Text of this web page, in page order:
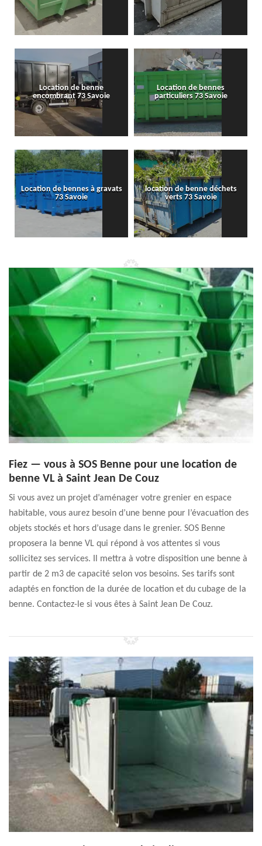
Location de benne
encombrant 73 Savoie
Location de bennes
particuliers 73 Savoie
Location de bennes à gravats
73 Savoie
location de benne déchets
verts 73 Savoie
Fiez — vous à SOS Benne pour une location de
benne VL à Saint Jean De Couz
Si vous avez un projet d’aménager votre grenier en espace
habitable, vous aurez besoin d’une benne pour l’évacuation des
objets stockés et hors d’usage dans le grenier. SOS Benne
proposera la benne VL qui répond à vos attentes si vous
sollicitez ses services. Il mettra à votre disposition une benne à
partir de 2 m3 de capacité selon vos besoins. Ses tarifs sont
adaptés en fonction de la durée de location et du cubage de la
benne. Contactez-le si vous êtes à Saint Jean De Couz.